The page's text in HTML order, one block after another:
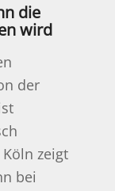
die
wird
der
zeigt
bei